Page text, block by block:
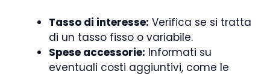
Tasso di interesse: Verifica se si tratta
di un tasso fisso o variabile.
Spese accessorie: Informati su
eventuali costi aggiuntivi, come le